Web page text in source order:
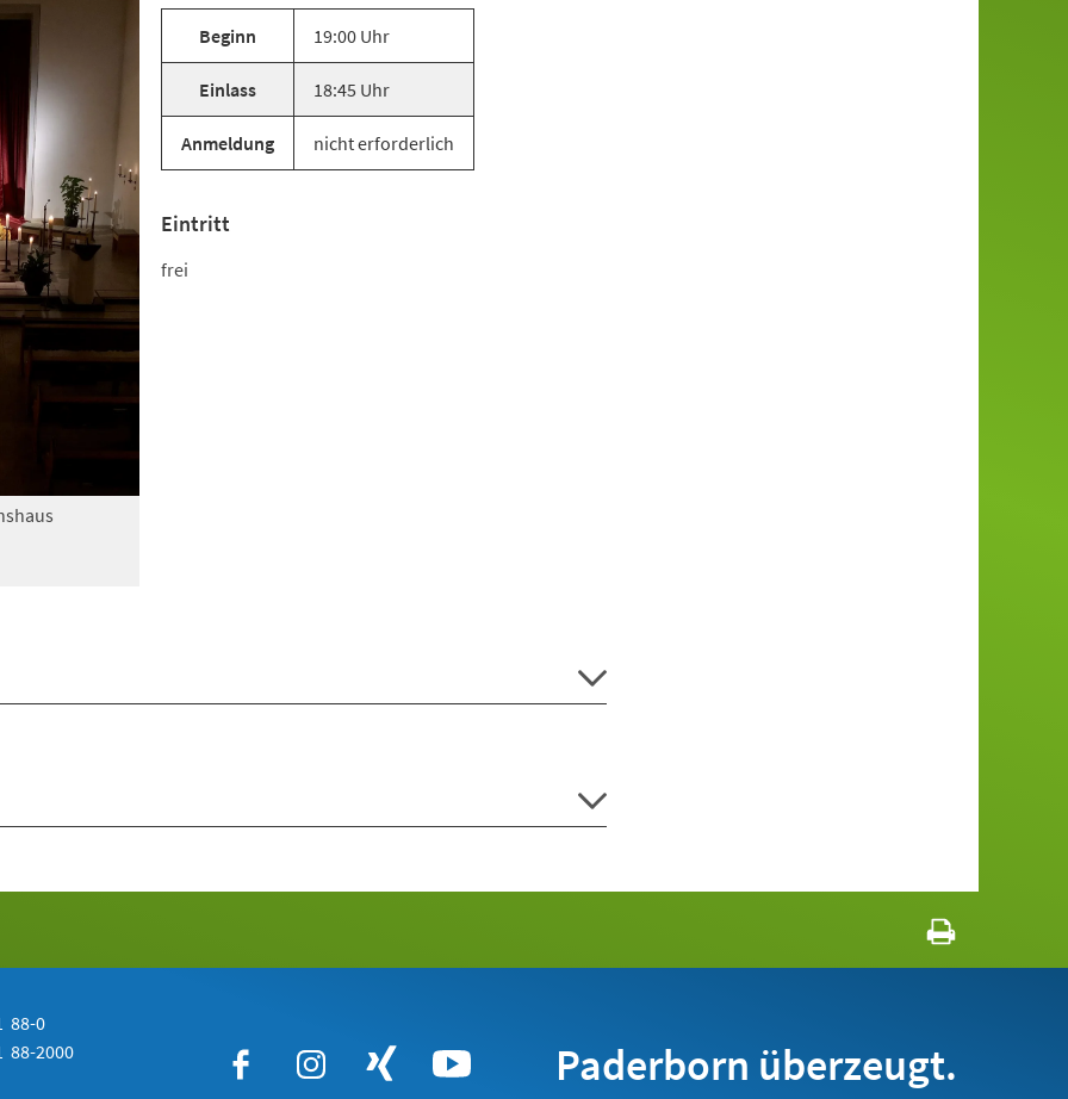
Beginn 19:00 Uhr
Einlass 18:45 Uhr
Anmeldung nicht erforderlich
Eintritt
frei
88-0
88-2000 Paderborn überzeugt.